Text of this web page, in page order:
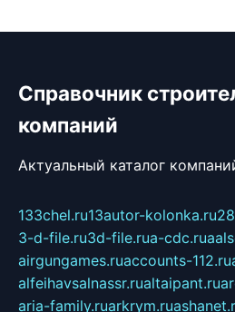
Справочник
компаний
Актуальный каталог
133chel.ru13autor-kolonka.ru
3-d-file.ru3d-file.rua-cdc.ru
airgungames.ruaccounts-112.ru
alfeihavsalnassr.rualtaipant.ru
aria-family.ruarkrym.ru